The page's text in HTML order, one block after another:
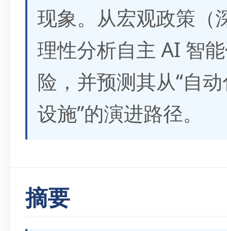
现象。从宏观政策（
理性分析自主 AI 智
险，并预测其从“自
设施”的演进路径。
摘要